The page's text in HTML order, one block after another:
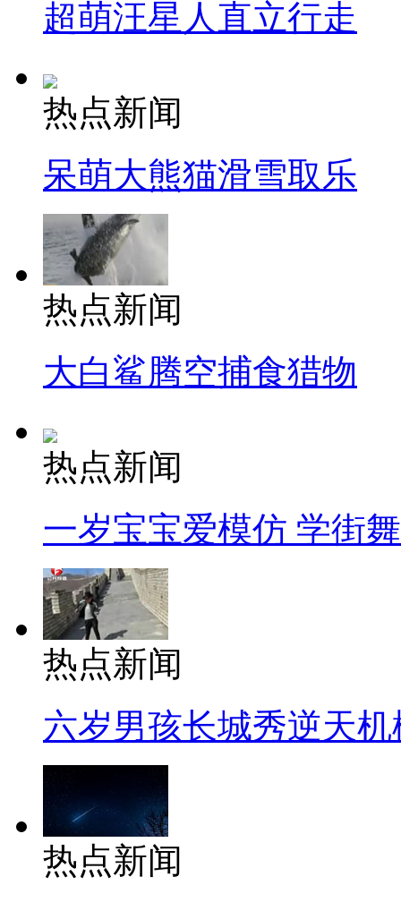
超萌汪星人直立行走
热点新闻
呆萌大熊猫滑雪取乐
热点新闻
大白鲨腾空捕食猎物
热点新闻
一岁宝宝爱模仿 学街
热点新闻
六岁男孩长城秀逆天机
热点新闻